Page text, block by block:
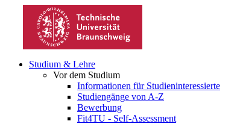
Studium & Lehre
Vor dem Studium
Informationen für Studieninteressierte
Studiengänge von A-Z
Bewerbung
Fit4TU - Self-Assessment